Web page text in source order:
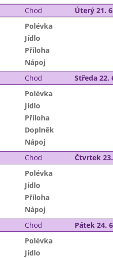
Chod Úterý 21.
Polévka
Jídlo
Příloha
Nápoj
Chod Středa 22.
Polévka
Jídlo
Příloha
Doplněk
Nápoj
Chod Čtvrtek
Polévka
Jídlo
Příloha
Nápoj
Chod Pátek 24.
Polévka
Jídlo